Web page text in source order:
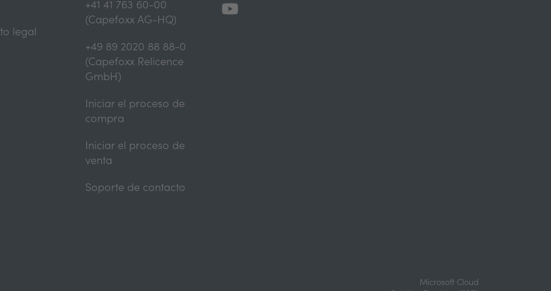
legal
+41 41 763 60-00
(Capefoxx AG-HQ)
+49 89 2020 88 88-0
(Capefoxx Relicence
GmbH)
Iniciar el proceso de
compra
Iniciar el proceso de
venta
Soporte de contacto
Microsoft Cloud